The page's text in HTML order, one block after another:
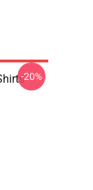
-20%